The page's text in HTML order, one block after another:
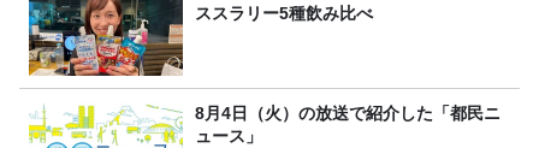
ススラリー5種飲み比べ
8月4日（火）の放送で紹介した「都民ニ
ュース」